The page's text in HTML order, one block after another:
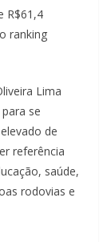
R$61,4
ranking
Lima
se
de
referência
saúde,
rodovias e